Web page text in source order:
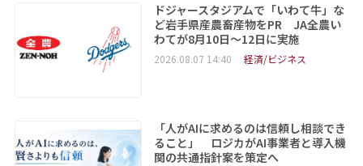
ドジャースタジアムで「いわて牛」な
ど岩手県産農畜産物をPR JA全農い
わてが8月10日～12日に実施
2026.08.07 14:40 経済/ビジネス
「人がAIに求めるのは信頼し相談でき
ること」 ロジカがAI事業者と導入機
関の共通指針案を策定へ